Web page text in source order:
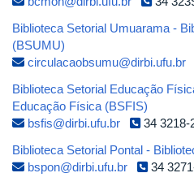
Biblioteca Setorial Umuarama -
(BSUMU)
circulacaobsumu@dirbi.ufu.br
Biblioteca Setorial Educação
Educação Física (BSFIS)
bsfis@dirbi.ufu.br
34 3218-
Biblioteca Setorial Pontal -
bspon@dirbi.ufu.br
34